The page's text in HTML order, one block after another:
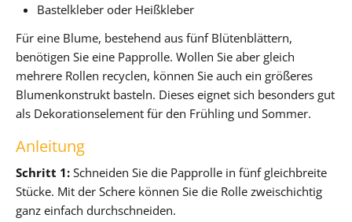
Bastelkleber oder Heißkleber
Für eine Blume, bestehend aus fünf Blütenblättern,
benötigen Sie eine Papprolle. Wollen Sie aber gleich
mehrere Rollen recyclen, können Sie auch ein größeres
Blumenkonstrukt basteln. Dieses eignet sich besonders gut
als Dekorationselement für den Frühling und Sommer.
Anleitung
Schritt 1: Schneiden Sie die Papprolle in fünf gleichbreite
Stücke. Mit der Schere können Sie die Rolle zweischichtig
ganz einfach durchschneiden.